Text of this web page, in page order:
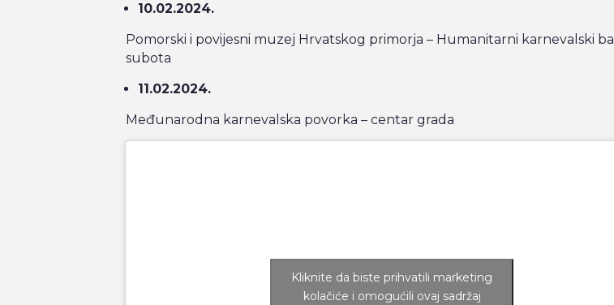
10.02.2024.
Pomorski i povijesni muzej Hrvatskog primorja – Humanitarni karnevalski bal
subota
11.02.2024.
Međunarodna karnevalska povorka – centar grada
Kliknite da biste prihvatili marketing
kolačiće i omogućili ovaj sadržaj